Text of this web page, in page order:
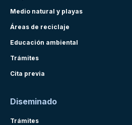
Medio natural y playas
Áreas de reciclaje
Educación ambiental
Trámites
Cita previa
Diseminado
Trámites